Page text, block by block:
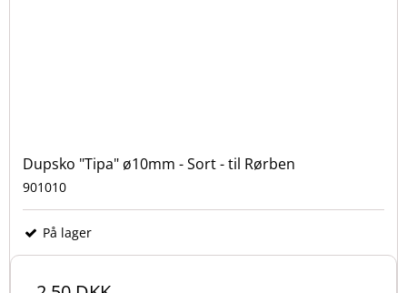
Dupsko "Tipa" ø10mm - Sort - til Rørben
901010
På lager